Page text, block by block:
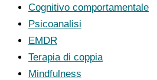
Cognitivo comportamentale
Psicoanalisi
EMDR
Terapia di coppia
Mindfulness